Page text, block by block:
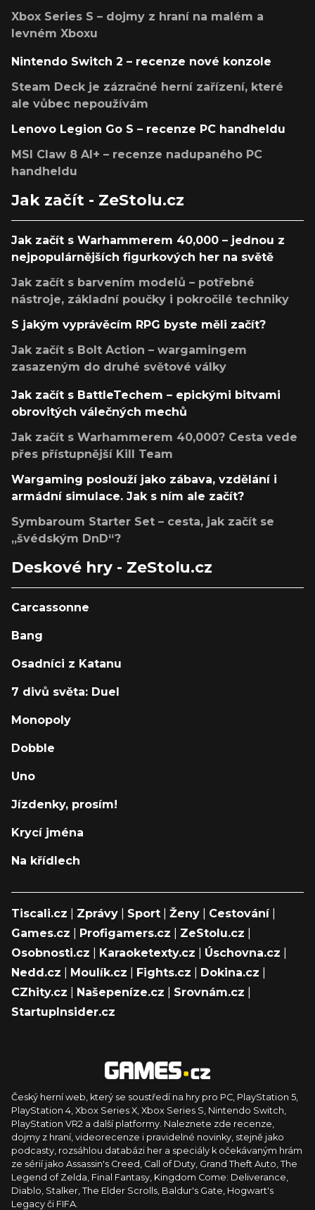
Xbox Series S – dojmy z hraní na malém a
levném Xboxu
Nintendo Switch 2 – recenze nové konzole
Steam Deck je zázračné herní zařízení, které
ale vůbec nepoužívám
Lenovo Legion Go S – recenze PC handheldu
MSI Claw 8 AI+ – recenze nadupaného PC
handheldu
Jak začít - ZeStolu.cz
Jak začít s Warhammerem 40,000 – jednou z
nejpopulárnějších figurkových her na světě
Jak začít s barvením modelů – potřebné
nástroje, základní poučky i pokročilé techniky
S jakým vyprávěcím RPG byste měli začít?
Jak začít s Bolt Action – wargamingem
zasazeným do druhé světové války
Jak začít s BattleTechem – epickými bitvami
obrovitých válečných mechů
Jak začít s Warhammerem 40,000? Cesta vede
přes přístupnější Kill Team
Wargaming poslouží jako zábava, vzdělání i
armádní simulace. Jak s ním ale začít?
Symbaroum Starter Set – cesta, jak začít se
„švédským DnD“?
Deskové hry - ZeStolu.cz
Carcassonne
Bang
Osadníci z Katanu
7 divů světa: Duel
Monopoly
Dobble
Uno
Jízdenky, prosím!
Krycí jména
Na křídlech
Tiscali.cz Zprávy Sport Ženy Cestování|
Games.cz
Profigamers.cz ZeStolu.cz
Osobnosti.cz
Karaoketexty.cz Úschovna.cz
Nedd.cz
Moulík.cz Fights.cz Dokina.cz
CZhity.cz
Našepeníze.cz Srovnám.cz
StartupInsider.cz
Český herní web, který se soustředí na hry pro PC, PlayStation 5,
PlayStation 4, Xbox Series X, Xbox Series S, Nintendo Switch,
PlayStation VR2 a další platformy. Naleznete zde recenze,
dojmy z hraní, videorecenze i pravidelné novinky, stejně jako
podcasty, rozsáhlou databázi her a speciály k očekávaným hrám
ze sérií jako Assassin's Creed, Call of Duty, Grand Theft Auto, The
Legend of Zelda, Final Fantasy, Kingdom Come: Deliverance,
Diablo, Stalker, The Elder Scrolls, Baldur's Gate, Hogwart's
Legacy či FIFA.